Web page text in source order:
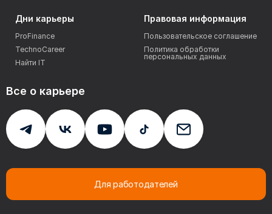
Для работодателей
Все о карьере
Дни карьеры
ProFinance
TechnoCareer
Найти IT
Правовая информация
Пользовательское соглашение
Политика обработки
персональных данных